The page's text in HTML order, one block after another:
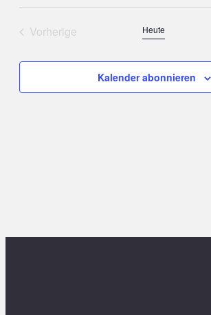
Vorherige
Heute
Kalender abonnieren